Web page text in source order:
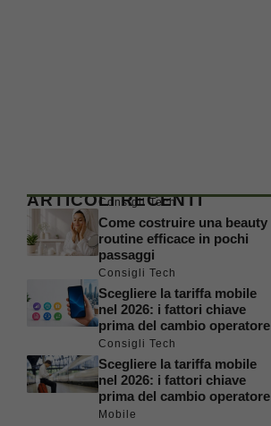
ARTICOLI RECENTI
Consigli Tech
Come costruire una beauty
routine efficace in pochi
passaggi
Consigli Tech
Scegliere la tariffa mobile
nel 2026: i fattori chiave
prima del cambio operatore
Consigli Tech
Scegliere la tariffa mobile
nel 2026: i fattori chiave
prima del cambio operatore
Mobile